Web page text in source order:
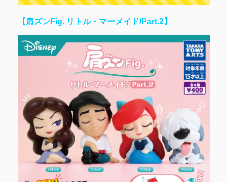
【肩ズンFig. リトル・マーメイド/Part.2】